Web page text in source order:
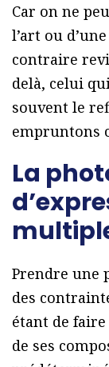
Car on ne
l’art ou
contraire
delà, celui
souvent le
empruntons
La
Prendre une
des
étant de
de ses